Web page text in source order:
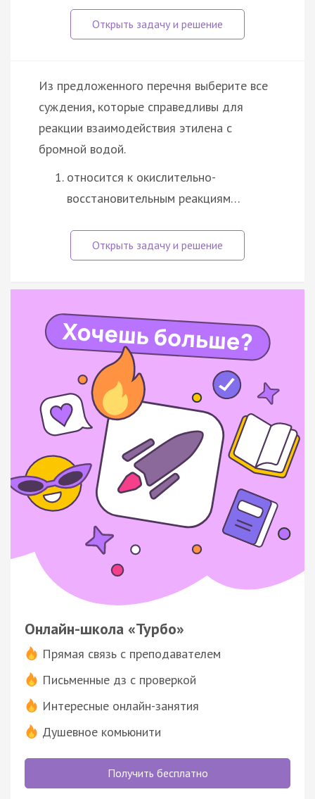
Из предложенного перечня выберите все
суждения, которые справедливы для
реакции взаимодействия этилена с
бромной водой.
относится к окислительно-
восстановительным реакциям…
Онлайн-школа «Турбо»
Прямая связь с преподавателем
Письменные дз с проверкой
Интересные онлайн-занятия
Душевное комьюнити
Получить бесплатно